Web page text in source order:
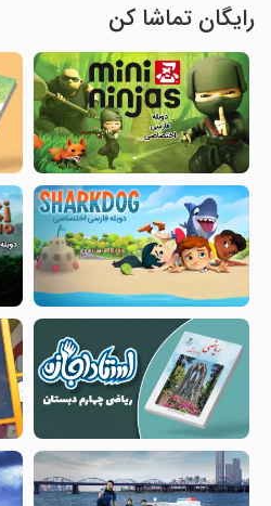
رایگان تماشا کن